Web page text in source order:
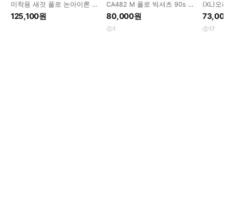
미착용 새것 폴로 논아이론 드
레스셔츠 라일락컬러 95
125,100원
CA482 M 폴로 빅셔츠 90s 클
래식블루 스트라이프 셔츠 남
80,000원
1
(XL)오
마드라
다.
17